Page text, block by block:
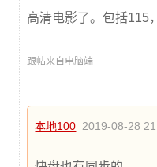
高清电影了。包括115
跟帖来自电脑端
本地100 2019-08-28